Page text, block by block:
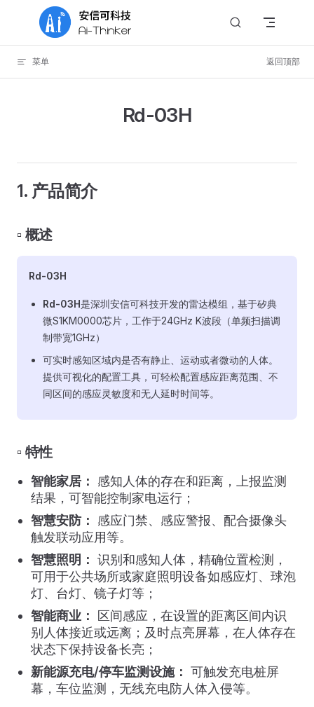
Skip to content
菜单 返回顶部
Rd-03H
1. 产品简介
▫️ 概述
Rd-03H
Rd-03H是深圳安信可科技开发的雷达模组，基于矽典
微S1KM0000芯片，工作于24GHz K波段（单频扫描调
制带宽1GHz）
可实时感知区域内是否有静止、运动或者微动的人体。
提供可视化的配置工具，可轻松配置感应距离范围、不
同区间的感应灵敏度和无人延时时间等。
▫️ 特性
智能家居：
感知人体的存在和距离，上报监测
结果，可智能控制家电运行；
智慧安防：
感应门禁、感应警报、配合摄像头
触发联动应用等。
智慧照明： 识别和感知人体，精确位置检测，
可用于公共场所或家庭照明设备如感应灯、球泡
灯、台灯、镜子灯等；
智能商业：
区间感应，在设置的距离区间内识
别人体接近或远离；及时点亮屏幕，在人体存在
状态下保持设备长亮；
新能源充电/停车监测设施： 可触发充电桩屏
幕，车位监测，无线充电防人体入侵等。